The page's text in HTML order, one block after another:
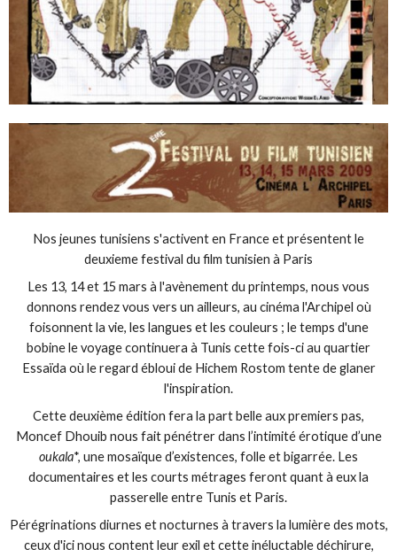
Nos jeunes tunisiens s'activent en France et présentent le
deuxieme festival du film tunisien à Paris
Les 13, 14 et 15 mars à l'avènement du printemps, nous vous
donnons rendez vous vers un ailleurs, au cinéma l'Archipel où
foisonnent la vie, les langues et les couleurs ; le temps d'une
bobine le voyage continuera à Tunis cette fois-ci au quartier
Essaïda où le regard ébloui de Hichem Rostom tente de glaner
l'inspiration.
Cette deuxième édition fera la part belle aux premiers pas,
Moncef Dhouib nous fait pénétrer dans l’intimité érotique d’une
oukala*, une mosaïque d’existences, folle et bigarrée. Les
documentaires et les courts métrages feront quant à eux la
passerelle entre Tunis et Paris.
Pérégrinations diurnes et nocturnes à travers la lumière des mots,
ceux d'ici nous content leur exil et cette inéluctable déchirure,